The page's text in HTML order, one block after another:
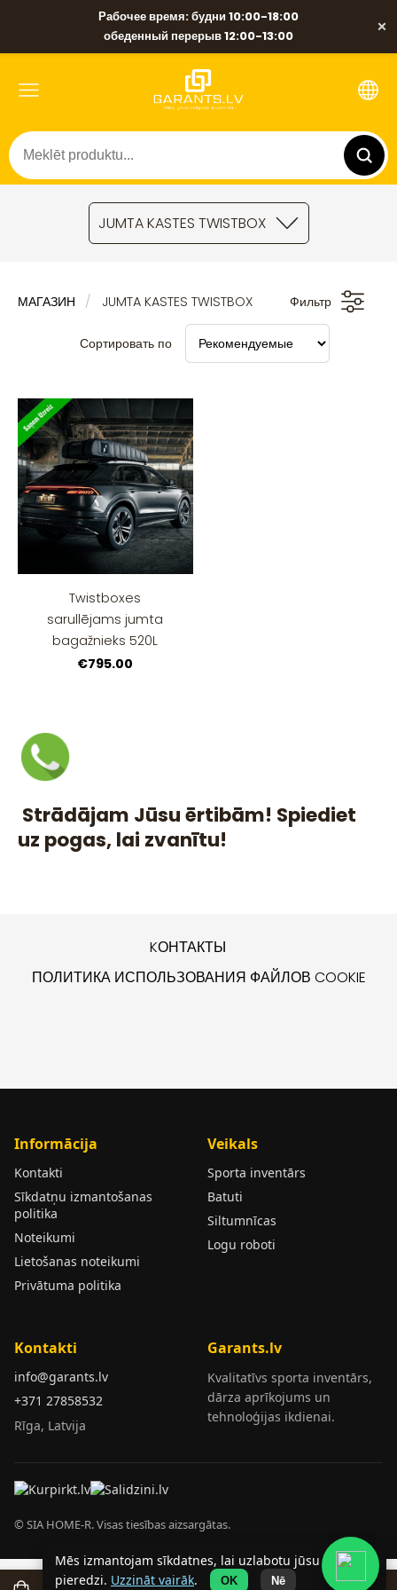
Рабочее время: будни 10:00-18:00
обеденный перерыв 12:00-13:00
×
JUMTA KASTES TWISTBOX
Strādājam Jūsu ērtibām! Spiediet
uz pogas, lai zvanītu!
МАГАЗИН JUMTA KASTES TWISTBOX Фильтр
Сортировать по
Twistboxes
sarullējams jumta
bagažnieks 520L
€795.00
KОНТАКТЫ
ПОЛИТИКА ИСПОЛЬЗОВАНИЯ ФАЙЛОВ COOKIE
Informācija
Kontakti
Sīkdatņu izmantošanas
politika
Noteikumi
Lietošanas noteikumi
Privātuma politika
Veikals
Sporta inventārs
Batuti
Siltumnīcas
Logu roboti
Kontakti
info@garants.lv
+371 27858532
Rīga, Latvija
Garants.lv
Kvalitatīvs sporta inventārs,
dārza aprīkojums un
tehnoloģijas ikdienai.
© SIA HOME-R. Visas tiesības aizsargātas.
Mēs izmantojam sīkdatnes, lai uzlabotu jūsu
pieredzi. Uzzināt vairāk. OK Nē